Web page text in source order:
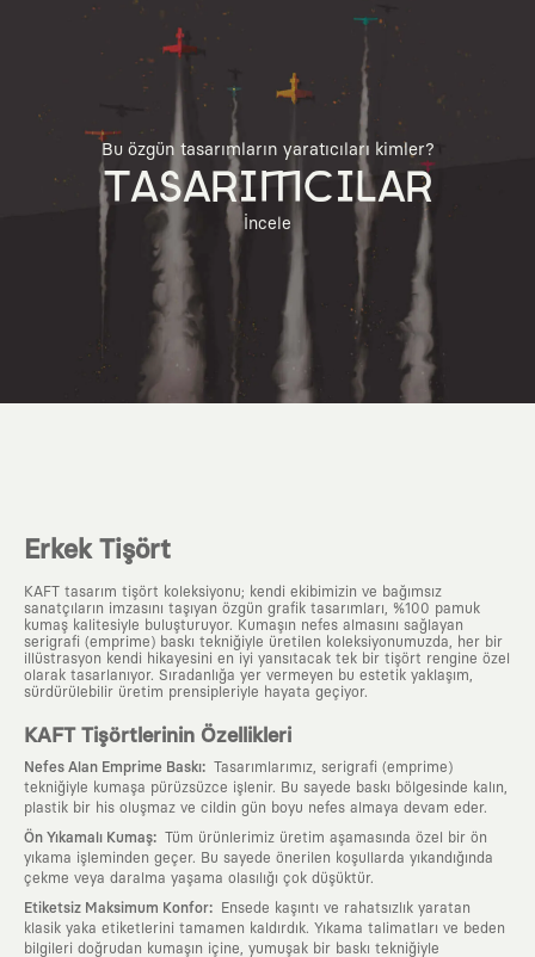
Bu özgün tasarımların yaratıcıları kimler?
TASARIMCILAR
İncele
Erkek Tişört
KAFT tasarım tişört koleksiyonu; kendi ekibimizin ve bağımsız
sanatçıların imzasını taşıyan özgün grafik tasarımları, %100 pamuk
kumaş kalitesiyle buluşturuyor. Kumaşın nefes almasını sağlayan
serigrafi (emprime) baskı tekniğiyle üretilen koleksiyonumuzda, her bir
illüstrasyon kendi hikayesini en iyi yansıtacak tek bir tişört rengine özel
olarak tasarlanıyor. Sıradanlığa yer vermeyen bu estetik yaklaşım,
sürdürülebilir üretim prensipleriyle hayata geçiyor.
KAFT Tişörtlerinin Özellikleri
Nefes Alan Emprime Baskı: Tasarımlarımız, serigrafi (emprime)
tekniğiyle kumaşa pürüzsüzce işlenir. Bu sayede baskı bölgesinde kalın,
plastik bir his oluşmaz ve cildin gün boyu nefes almaya devam eder.
Ön Yıkamalı Kumaş: Tüm ürünlerimiz üretim aşamasında özel bir ön
yıkama işleminden geçer. Bu sayede önerilen koşullarda yıkandığında
çekme veya daralma yaşama olasılığı çok düşüktür.
Etiketsiz Maksimum Konfor:
Ensede kaşıntı ve rahatsızlık yaratan
klasik yaka etiketlerini tamamen kaldırdık. Yıkama talimatları ve beden
bilgileri doğrudan kumaşın içine, yumuşak bir baskı tekniğiyle